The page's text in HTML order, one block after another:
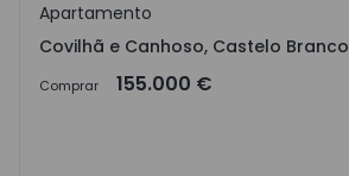
Covilhã e Canhoso, Castelo Branco
Apartamento
Covilhã e Canhoso, Castelo Branco
Comprar 155.000 €